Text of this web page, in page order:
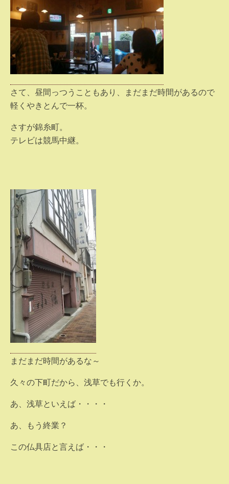
さて、昼間っつうこともあり、まだまだ時間があるので
軽くやきとんで一杯。
さすが錦糸町。
テレビは競馬中継。
まだまだ時間があるな～
久々の下町だから、浅草でも行くか。
あ、浅草といえば・・・・
あ、もう終業？
この仏具店と言えば・・・